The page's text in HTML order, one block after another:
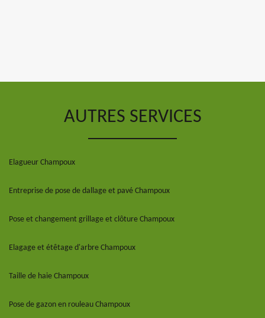
AUTRES SERVICES
Elagueur Champoux
Entreprise de pose de dallage et pavé Champoux
Pose et changement grillage et clôture Champoux
Elagage et étêtage d'arbre Champoux
Taille de haie Champoux
Pose de gazon en rouleau Champoux